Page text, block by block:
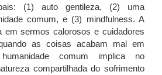
(1) auto gentileza, (2) uma
comum, e (3) mindfulness. A
em sermos calorosos e cuidadores
as coisas acabam mal em
comum implica no
compartilhada do sofrimento